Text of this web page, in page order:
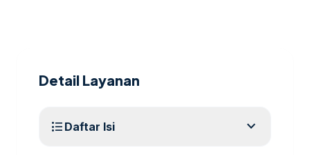
Detail Layanan
format_list_bulleted Daftar Isi expand_more